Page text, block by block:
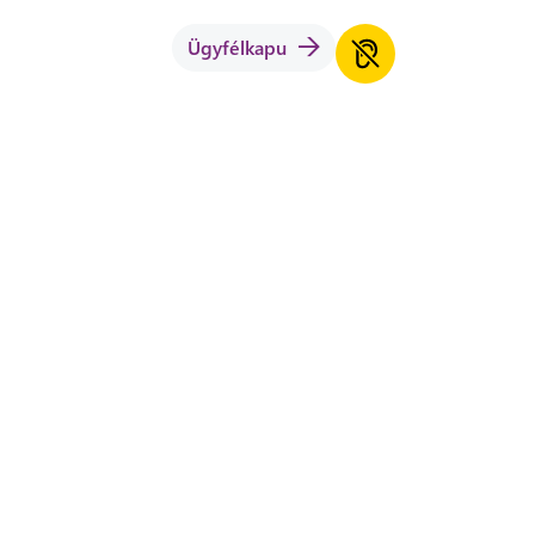
Ügyfélkapu